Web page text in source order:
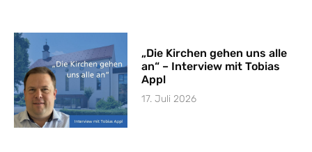
„Die Kirchen gehen uns alle
an“ – Interview mit Tobias
Appl
17. Juli 2026